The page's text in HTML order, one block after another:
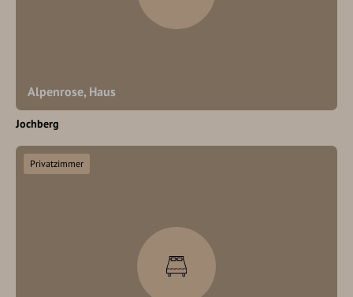
Alpenrose, Haus
Jochberg
Privatzimmer